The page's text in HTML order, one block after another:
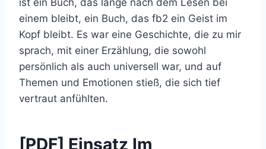
einem bleibt, ein Buch, das fb2 ein Geist im
Kopf bleibt. Es war eine Geschichte, die zu mir
sprach, mit einer Erzählung, die sowohl
persönlich als auch universell war, und auf
Themen und Emotionen stieß, die sich tief
vertraut anfühlten.
[PDF] Einsatz Im